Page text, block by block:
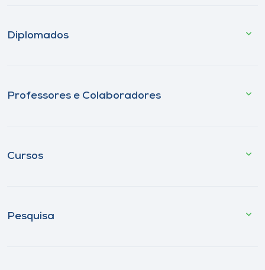
Diplomados
Professores e Colaboradores
Cursos
Pesquisa